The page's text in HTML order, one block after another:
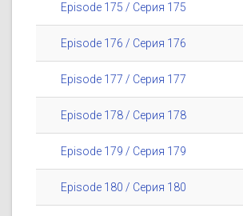
Episode 175 / Серия 175
Episode 176 / Серия 176
Episode 177 / Серия 177
Episode 178 / Серия 178
Episode 179 / Серия 179
Episode 180 / Серия 180